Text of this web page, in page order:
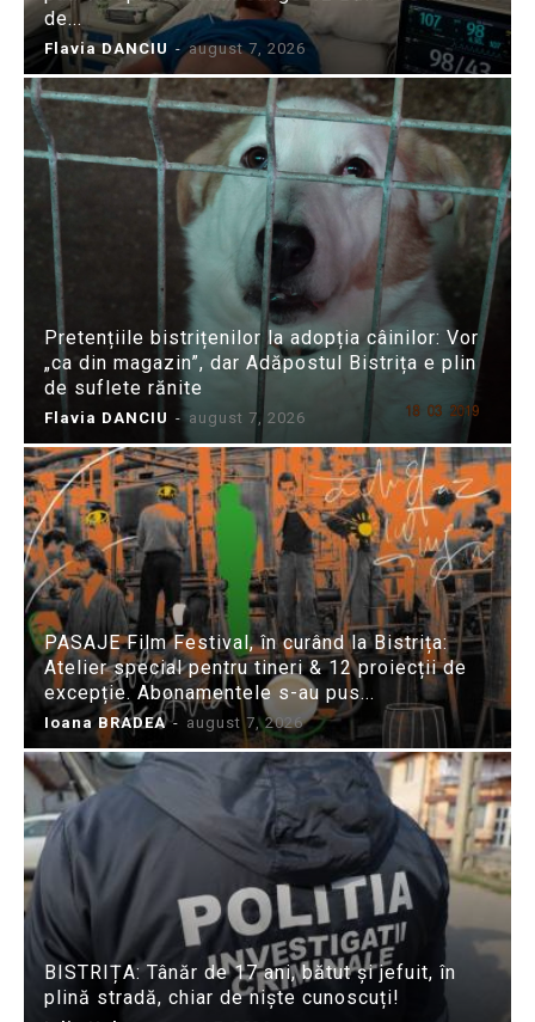
de...
Flavia DANCIU - august 7, 2026
Pretențiile bistrițenilor la adopția câinilor: Vor
„ca din magazin”, dar Adăpostul Bistrița e plin
de suflete rănite
Flavia DANCIU - august 7, 2026
PASAJE Film Festival, în curând la Bistrița:
Atelier special pentru tineri & 12 proiecții de
excepție. Abonamentele s-au pus...
Ioana BRADEA - august 7, 2026
BISTRIȚA: Tânăr de 17 ani, bătut și jefuit, în
plină stradă, chiar de niște cunoscuți!